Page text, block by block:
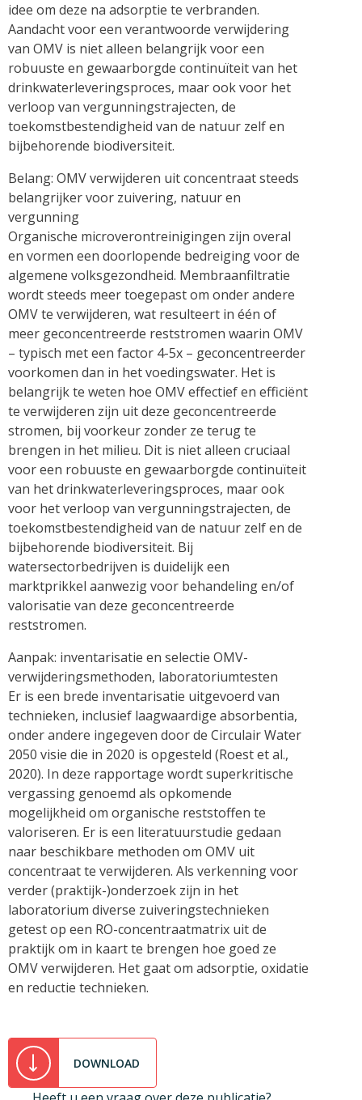
idee om deze na adsorptie te verbranden.
Aandacht voor een verantwoorde verwijdering
van OMV is niet alleen belangrijk voor een
robuuste en gewaarborgde continuïteit van het
drinkwaterleveringsproces, maar ook voor het
verloop van vergunningstrajecten, de
toekomstbestendigheid van de natuur zelf en
bijbehorende biodiversiteit.
Belang: OMV verwijderen uit concentraat steeds
belangrijker voor zuivering, natuur en
vergunning
Organische microverontreinigingen zijn overal
en vormen een doorlopende bedreiging voor de
algemene volksgezondheid. Membraanfiltratie
wordt steeds meer toegepast om onder andere
OMV te verwijderen, wat resulteert in één of
meer geconcentreerde reststromen waarin OMV
– typisch met een factor 4-5x – geconcentreerder
voorkomen dan in het voedingswater. Het is
belangrijk te weten hoe OMV effectief en efficiënt
te verwijderen zijn uit deze geconcentreerde
stromen, bij voorkeur zonder ze terug te
brengen in het milieu. Dit is niet alleen cruciaal
voor een robuuste en gewaarborgde continuïteit
van het drinkwaterleveringsproces, maar ook
voor het verloop van vergunningstrajecten, de
toekomstbestendigheid van de natuur zelf en de
bijbehorende biodiversiteit. Bij
watersectorbedrijven is duidelijk een
marktprikkel aanwezig voor behandeling en/of
valorisatie van deze geconcentreerde
reststromen.
Aanpak: inventarisatie en selectie OMV-
verwijderingsmethoden, laboratoriumtesten
Er is een brede inventarisatie uitgevoerd van
technieken, inclusief laagwaardige absorbentia,
onder andere ingegeven door de Circulair Water
2050 visie die in 2020 is opgesteld (Roest et al.,
2020). In deze rapportage wordt superkritische
vergassing genoemd als opkomende
mogelijkheid om organische reststoffen te
valoriseren. Er is een literatuurstudie gedaan
naar beschikbare methoden om OMV uit
concentraat te verwijderen. Als verkenning voor
verder (praktijk-)onderzoek zijn in het
laboratorium diverse zuiveringstechnieken
getest op een RO-concentraatmatrix uit de
praktijk om in kaart te brengen hoe goed ze
OMV verwijderen. Het gaat om adsorptie, oxidatie
en reductie technieken.
DOWNLOAD